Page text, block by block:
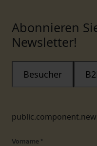
Abonnieren
Newsletter!
Besucher
Vorname *